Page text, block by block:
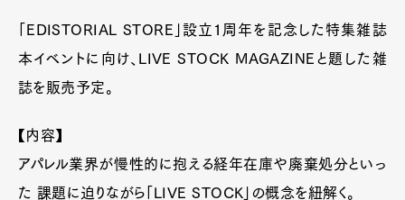
「EDISTORIAL STORE」設立1周年を記念した特集雑誌
本イベントに向け、LIVE STOCK MAGAZINEと題した雑
誌を販売予定。
【内容】
アパレル業界が慢性的に抱える経年在庫や廃棄処分といっ
た 課題に迫りながら「LIVE STOCK」の概念を紐解く。